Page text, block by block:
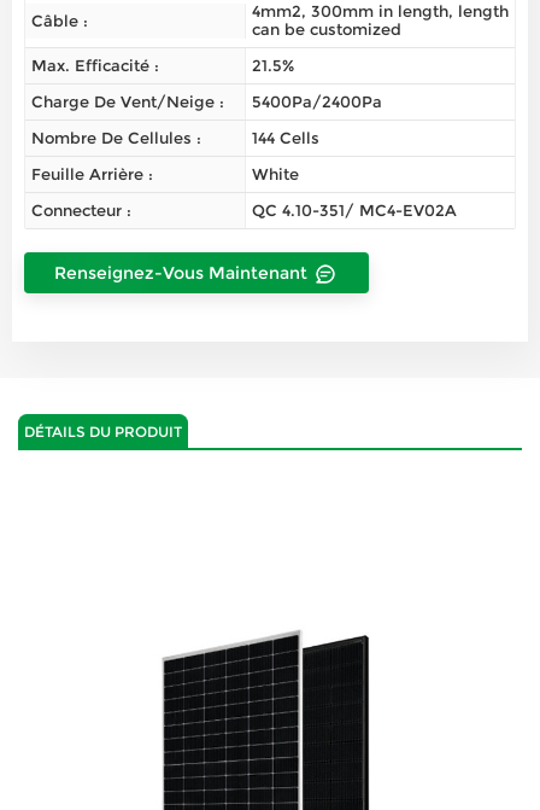
Câble :
4mm2, 300mm in length, length
can be customized
Max. Efficacité :
21.5%
Charge De Vent/neige :
5400Pa/2400Pa
Nombre De Cellules :
144 Cells
Feuille Arrière :
White
Connecteur :
QC 4.10-351/ MC4-EV02A
Renseignez-Vous Maintenant
DÉTAILS DU PRODUIT